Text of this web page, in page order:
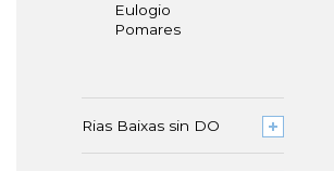
Eulogio
Pomares
Rias Baixas sin DO